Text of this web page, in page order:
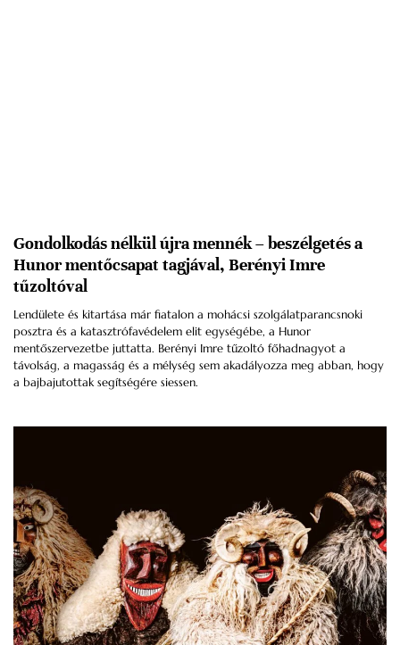
Gondolkodás nélkül újra mennék – beszélgetés a
Hunor mentőcsapat tagjával, Berényi Imre
tűzoltóval
Lendülete és kitartása már fiatalon a mohácsi szolgálatparancsnoki
posztra és a katasztrófavédelem elit egységébe, a Hunor
mentőszervezetbe juttatta. Berényi Imre tűzoltó főhadnagyot a
távolság, a magasság és a mélység sem akadályozza meg abban, hogy
a bajbajutottak segítségére siessen.